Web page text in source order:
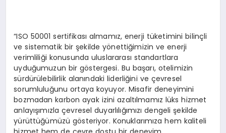
“ISO 50001 sertifikası almamız, enerji tüketimini bilinçli
ve sistematik bir şekilde yönettiğimizin ve enerji
verimliliği konusunda uluslararası standartlara
uyduğumuzun bir göstergesi. Bu başarı, otelimizin
sürdürülebilirlik alanındaki liderliğini ve çevresel
sorumluluğunu ortaya koyuyor. Misafir deneyimini
bozmadan karbon ayak izini azaltılmamız lüks hizmet
anlayışımızla çevresel duyarlılığımızı dengeli şekilde
yürüttüğümüzü gösteriyor. Konuklarımıza hem kaliteli